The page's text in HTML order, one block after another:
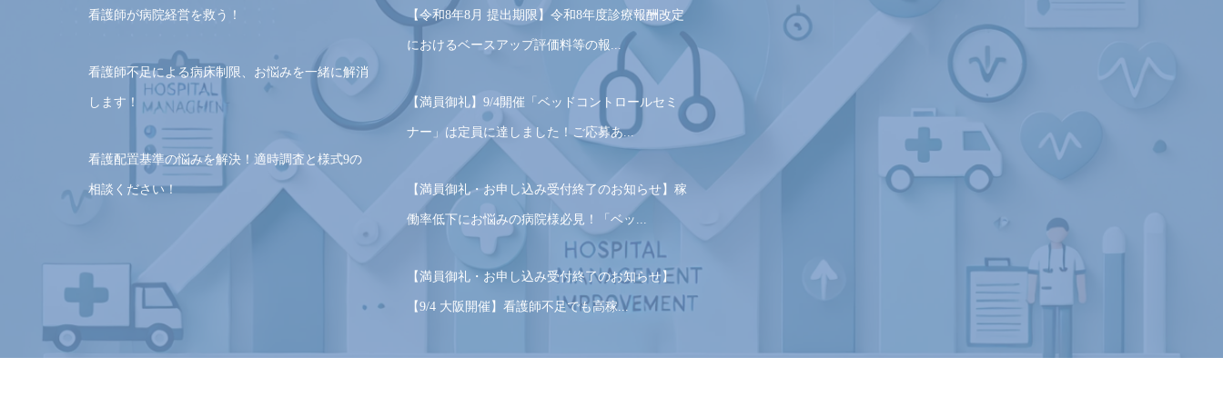
看護師が病院経営を救う！
看護師不足による病床制限、お悩みを一緒に解消
します！
看護配置基準の悩みを解決！適時調査と様式9の
相談ください！
【令和8年8月 提出期限】令和8年度診療報酬改定
におけるベースアップ評価料等の報...
【満員御礼】9/4開催「ベッドコントロールセミ
ナー」は定員に達しました！ご応募あ...
【満員御礼・お申し込み受付終了のお知らせ】稼
働率低下にお悩みの病院様必見！「ベッ...
【満員御礼・お申し込み受付終了のお知らせ】
【9/4 大阪開催】看護師不足でも高稼...